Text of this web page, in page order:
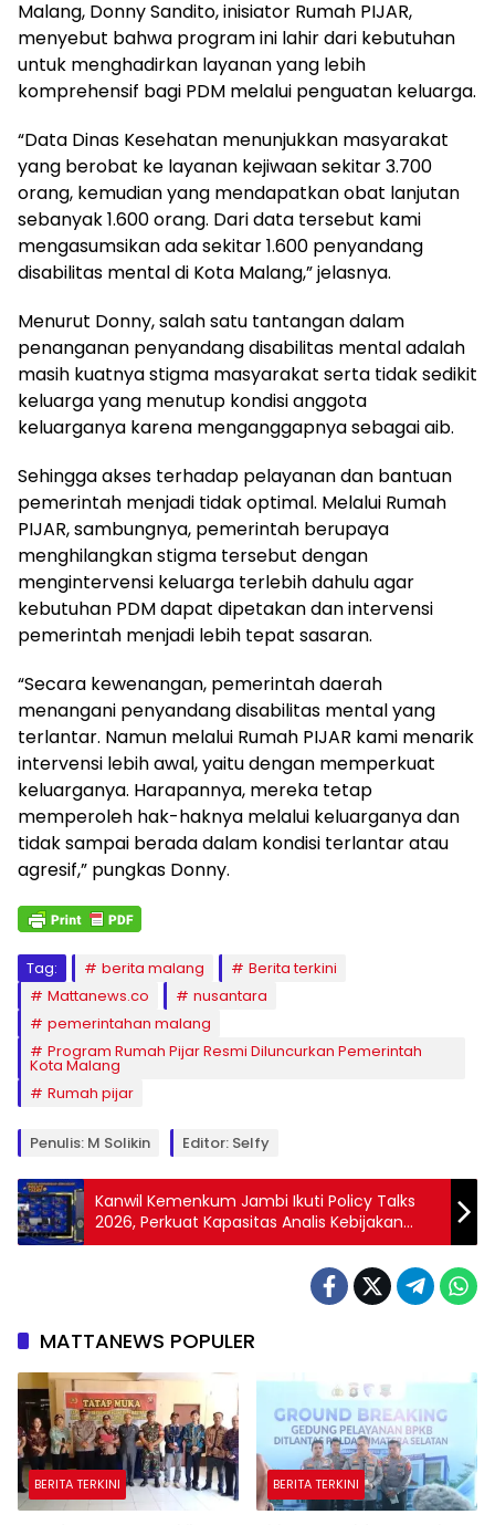
Malang, Donny Sandito, inisiator Rumah PIJAR,
menyebut bahwa program ini lahir dari kebutuhan
untuk menghadirkan layanan yang lebih
komprehensif bagi PDM melalui penguatan keluarga.
“Data Dinas Kesehatan menunjukkan masyarakat
yang berobat ke layanan kejiwaan sekitar 3.700
orang, kemudian yang mendapatkan obat lanjutan
sebanyak 1.600 orang. Dari data tersebut kami
mengasumsikan ada sekitar 1.600 penyandang
disabilitas mental di Kota Malang,” jelasnya.
Menurut Donny, salah satu tantangan dalam
penanganan penyandang disabilitas mental adalah
masih kuatnya stigma masyarakat serta tidak sedikit
keluarga yang menutup kondisi anggota
keluarganya karena menganggapnya sebagai aib.
Sehingga akses terhadap pelayanan dan bantuan
pemerintah menjadi tidak optimal. Melalui Rumah
PIJAR, sambungnya, pemerintah berupaya
menghilangkan stigma tersebut dengan
mengintervensi keluarga terlebih dahulu agar
kebutuhan PDM dapat dipetakan dan intervensi
pemerintah menjadi lebih tepat sasaran.
“Secara kewenangan, pemerintah daerah
menangani penyandang disabilitas mental yang
terlantar. Namun melalui Rumah PIJAR kami menarik
intervensi lebih awal, yaitu dengan memperkuat
keluarganya. Harapannya, mereka tetap
memperoleh hak-haknya melalui keluarganya dan
tidak sampai berada dalam kondisi terlantar atau
agresif,” pungkas Donny.
Tag: berita malang
Berita terkini
Mattanews.co
nusantara
pemerintahan malang
Program Rumah Pijar Resmi Diluncurkan Pemerintah
Kota Malang
Rumah pijar
Penulis: M Solikin Editor: Selfy
Kanwil Kemenkum Jambi Ikuti Policy Talks
2026, Perkuat Kapasitas Analis Kebijakan
Berbasis Bukti
MATTANEWS POPULER
BERITA TERKINI BERITA TERKINI